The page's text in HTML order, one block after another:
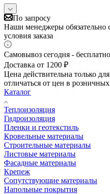
По запросу
Наши менеджеры обязательно
условия заказа
Самовывоз сегодня - бесплатно
Доставка от 1200 ₽
Цена действительна только
отличаться от цен в
Каталог
Теплоизоляция
Гидроизоляция
Пленки и геотекстиль
Кровельные материалы
Строительные материалы
Листовые материалы
Фасадные материалы
Крепеж
Сопутствующие материалы
Напольные покрытия